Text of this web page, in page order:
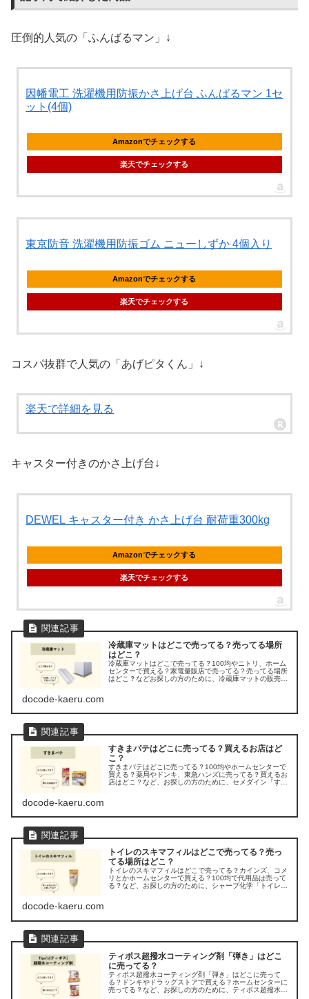
圧倒的人気の「ふんばるマン」↓
因幡電工 洗濯機用防振かさ上げ台 ふんばるマン 1セ
ット(4個)
Amazonでチェックする
楽天でチェックする
東京防音 洗濯機用防振ゴム ニューしずか 4個入り
Amazonでチェックする
楽天でチェックする
コスパ抜群で人気の「あげピタくん」↓
楽天で詳細を見る
キャスター付きのかさ上げ台↓
DEWEL キャスター付き かさ上げ台 耐荷重300kg
Amazonでチェックする
楽天でチェックする
冷蔵庫マットはどこで売ってる？売ってる場所
はどこ？
冷蔵庫マットはどこで売ってる？100均やニトリ、ホーム
センターで買える？家電量販店で売ってる？売ってる場所
はどこ？などお探しの方のために、冷蔵庫マットの販売店
docode-kaeru.com
すきまパテはどこに売ってる？買えるお店はど
こ？
すきまパテはどこに売ってる？100均やホームセンターで
買える？薬局やドンキ、東急ハンズに売ってる？買えるお
店はどこ？など、お探しの方のために、セメダイン「すき
docode-kaeru.com
トイレのスキマフィルはどこで売ってる？売っ
てる場所はどこ？
トイレのスキマフィルはどこで売ってる？カインズ、コメ
リとかホームセンターで買える？100均で代用品は売って
る？など、お探しの方のために、シャープ化学「トイレの
docode-kaeru.com
ティポス超撥水コーティング剤「弾き」はどこ
に売ってる？
ティポス超撥水コーティング剤「弾き」はどこに売って
る？ドンキやドラッグストアで買える？ホームセンターに
売ってる？など、お探しの方のために、ティポス超撥水コ